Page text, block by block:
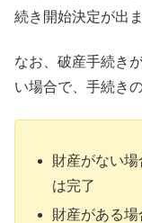
続き開始決定が出ま
なお、破産手続き
い場合で、手続き
財産がない
は完了
財産がある